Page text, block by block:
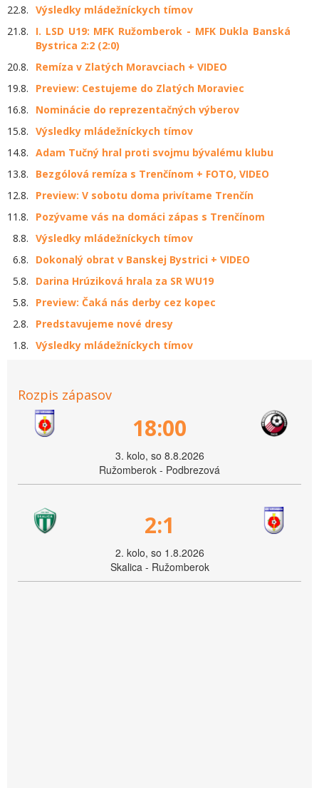
22.8. Výsledky mládežníckych tímov
21.8.
I. LSD U19: MFK Ružomberok - MFK Dukla Banská
Bystrica 2:2 (2:0)
20.8.
Remíza v Zlatých Moravciach + VIDEO
19.8.
Preview: Cestujeme do Zlatých Moraviec
16.8.
Nominácie do reprezentačných výberov
15.8. Výsledky mládežníckych tímov
14.8. Adam Tučný hral proti svojmu bývalému klubu
13.8.
Bezgólová remíza s Trenčínom + FOTO, VIDEO
12.8.
Preview: V sobotu doma privítame Trenčín
11.8.
Pozývame vás na domáci zápas s Trenčínom
8.8. Výsledky mládežníckych tímov
6.8.
Dokonalý obrat v Banskej Bystrici + VIDEO
5.8.
Darina Hrúziková hrala za SR WU19
5.8.
Preview: Čaká nás derby cez kopec
2.8.
Predstavujeme nové dresy
1.8. Výsledky mládežníckych tímov
Rozpis zápasov
18:00
3. kolo, so 8.8.2026
Ružomberok - Podbrezová
2:1
2. kolo, so 1.8.2026
Skalica - Ružomberok